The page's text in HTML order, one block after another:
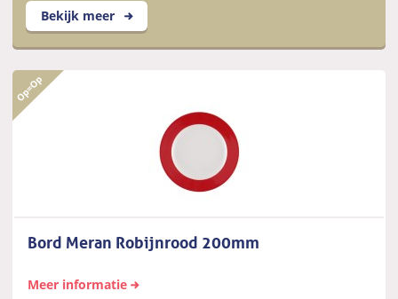
Bekijk meer
Bord Meran Robijnrood 200mm
Meer informatie